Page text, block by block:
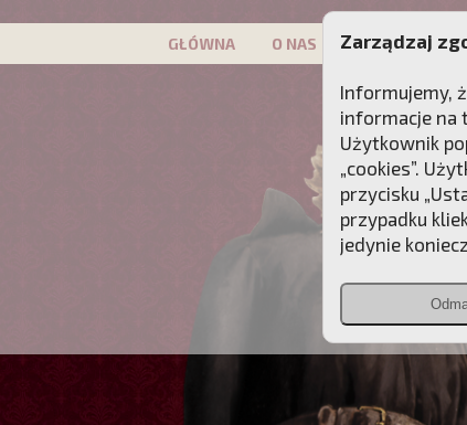
GŁÓWNA O NAS PATRON
Zarządzaj
Informujemy,
informacje na
Użytkownik
„cookies”.
przycisku
przypadku
jedynie